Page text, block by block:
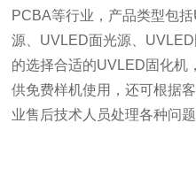
PCBA等行业，产品类型包
源、UVLED面光源、
的选择合适的UVLED固化机
供免费样机使用，还可根据
业售后技术人员处理各种问